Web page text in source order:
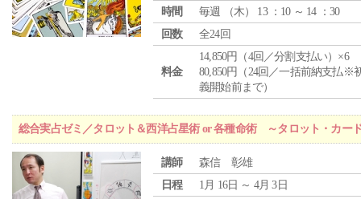
時間
毎週 （木） 13 ：10 ～ 14 ：30
回数
全24回
料金
14,850円（4回／分割支払い）×6
80,850円（24回／一括前納支払※
義開始前まで）
総合実占ゼミ／タロット＆西洋占星術 or 各種命術 ～タロット・カー
講師
森信 彰雄
日程
1月 16日 ～ 4月 3日